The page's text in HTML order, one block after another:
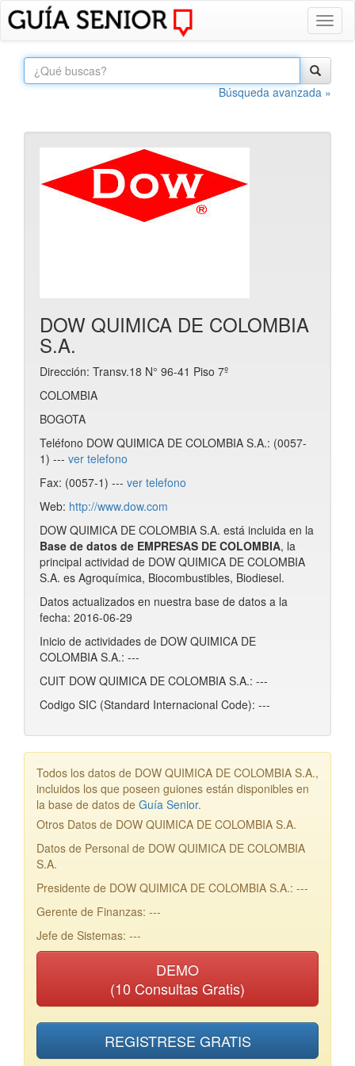
Búsqueda avanzada »
DOW QUIMICA DE COLOMBIA
S.A.
Dirección: Transv.18 N° 96-41 Piso 7º
COLOMBIA
BOGOTA
Teléfono DOW QUIMICA DE COLOMBIA S.A.: (0057-
1) --- ver telefono
Fax: (0057-1) --- ver telefono
Web: http://www.dow.com
DOW QUIMICA DE COLOMBIA S.A. está incluida en la
Base de datos de EMPRESAS DE COLOMBIA, la
principal actividad de DOW QUIMICA DE COLOMBIA
S.A. es Agroquímica, Biocombustibles, Biodiesel.
Datos actualizados en nuestra base de datos a la
fecha: 2016-06-29
Inicio de actividades de DOW QUIMICA DE
COLOMBIA S.A.: ---
CUIT DOW QUIMICA DE COLOMBIA S.A.: ---
Codigo SIC (Standard Internacional Code): ---
Todos los datos de DOW QUIMICA DE COLOMBIA S.A.,
incluidos los que poseen guiones están disponibles en
la base de datos de Guía Senior.
Otros Datos de DOW QUIMICA DE COLOMBIA S.A.
Datos de Personal de DOW QUIMICA DE COLOMBIA
S.A.
Presidente de DOW QUIMICA DE COLOMBIA S.A.: ---
Gerente de Finanzas: ---
Jefe de Sistemas: ---
DEMO
(10 Consultas Gratis)
REGISTRESE GRATIS